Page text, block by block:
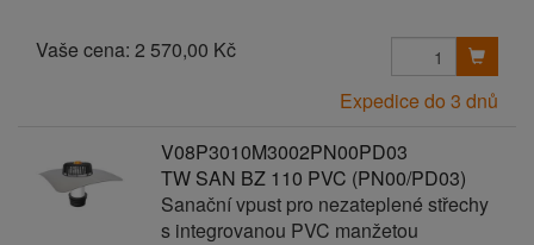
Vaše cena: 2 570,00 Kč
Expedice do 3 dnů
V08P3010M3002PN00PD03
TW SAN BZ 110 PVC (PN00/PD03)
Sanační vpust pro nezateplené střechy
s integrovanou PVC manžetou